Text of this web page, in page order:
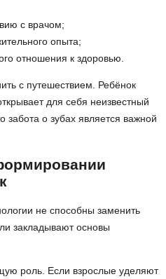
с врачом;
опыта;
отношения к здоровью.
с путешествием. Ребёнок
для себя неизвестный
забота о зубах является важной
не способны заменить
закладывают основы
роль. Если взрослые уделяют